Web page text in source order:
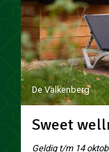
De Valkenberg
Sweet
Geldig t/m 14